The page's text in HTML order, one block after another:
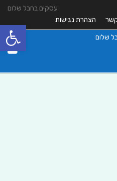
עסקים בחבל שלום
הצהרת נגישות
פתח